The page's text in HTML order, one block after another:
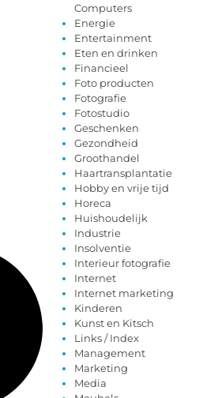
Computers
Energie
Entertainment
Eten en drinken
Financieel
Foto producten
Fotografie
Fotostudio
Geschenken
Gezondheid
Groothandel
Haartransplantatie
Hobby en vrije tijd
Horeca
Huishoudelijk
Industrie
Insolventie
Interieur fotografie
Internet
Internet marketing
Kinderen
Kunst en Kitsch
Links / Index
Management
Marketing
Media